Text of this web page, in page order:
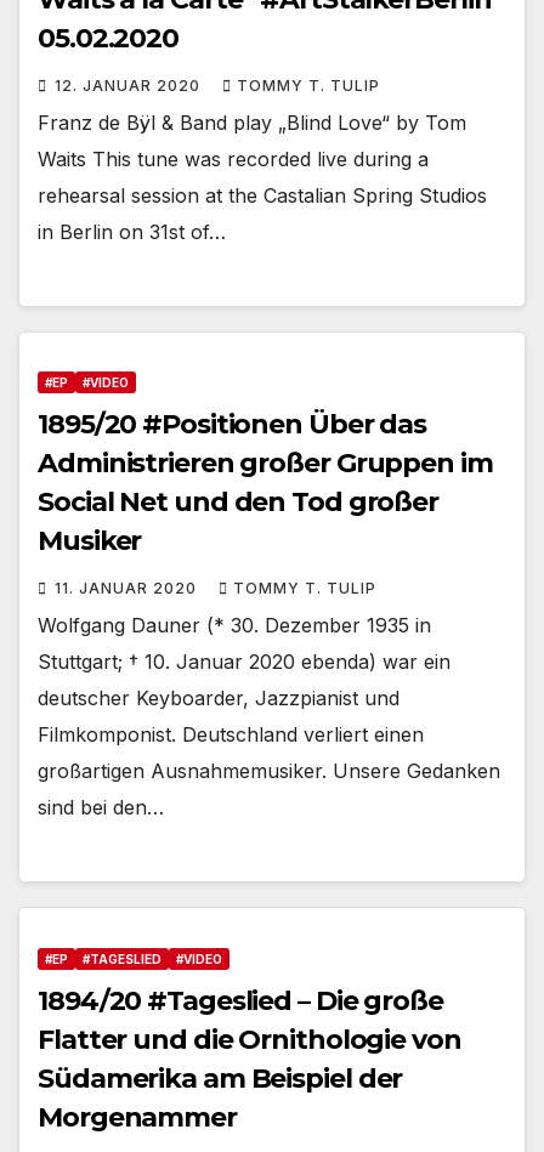
05.02.2020
12. JANUAR 2020 TOMMY T. TULIP
Franz de Bÿl & Band play „Blind Love“ by Tom
Waits This tune was recorded live during a
rehearsal session at the Castalian Spring Studios
in Berlin on 31st of…
#EP #VIDEO
1895/20 #Positionen Über das
Administrieren großer Gruppen im
Social Net und den Tod großer
Musiker
11. JANUAR 2020 TOMMY T. TULIP
Wolfgang Dauner (* 30. Dezember 1935 in
Stuttgart; † 10. Januar 2020 ebenda) war ein
deutscher Keyboarder, Jazzpianist und
Filmkomponist. Deutschland verliert einen
großartigen Ausnahmemusiker. Unsere Gedanken
sind bei den…
#EP #TAGESLIED #VIDEO
1894/20 #Tageslied – Die große
Flatter und die Ornithologie von
Südamerika am Beispiel der
Morgenammer